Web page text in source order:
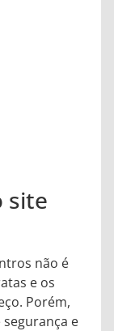
site
não é
e os
Porém,
e